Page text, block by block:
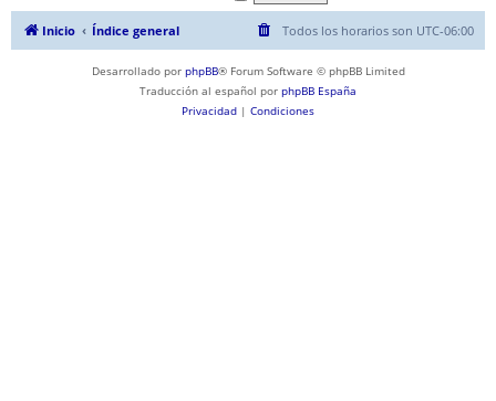
Inicio Índice general Todos los horarios son UTC-06:00
Desarrollado por phpBB® Forum Software © phpBB Limited
Traducción al español por phpBB España
Privacidad | Condiciones